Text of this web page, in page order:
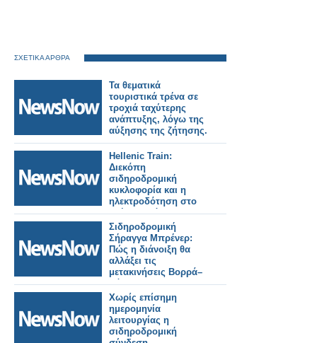
ΣΧΕΤΙΚΑ ΑΡΘΡΑ
Τα θεματικά
τουριστικά τρένα σε
τροχιά ταχύτερης
ανάπτυξης, λόγω της
αύξησης της ζήτησης.
Hellenic Train:
Διεκόπη
σιδηροδρομική
κυκλοφορία και η
ηλεκτροδότηση στο
τμήμα Οινόη –
Χαλκίδα, εξαιτίας
πυρκαγιάς.
Σιδηροδρομική
Σήραγγα Μπρένερ:
Πώς η διάνοιξη θα
αλλάξει τις
μετακινήσεις Βορρά–
Νότου.
Χωρίς επίσημη
ημερομηνία
λειτουργίας η
σιδηροδρομική